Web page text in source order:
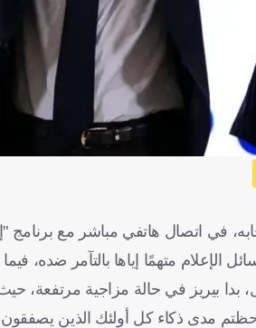
في اتصال هاتفي مباشر مع
الإعلام متهمًا إياها بالتآمر ضده،
بيريز في حالة مزاجية مرتفعة،
مدى ذكاء كل أولئك الذين